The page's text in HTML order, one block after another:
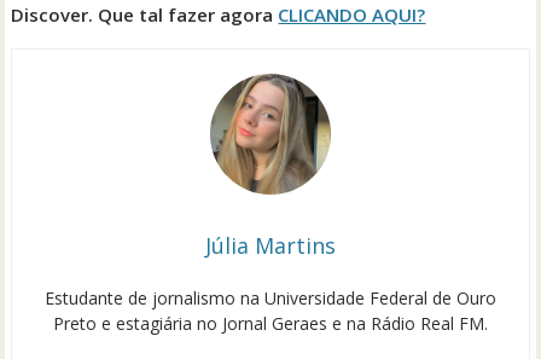
Discover. Que tal fazer agora CLICANDO AQUI?
Júlia Martins
Estudante de jornalismo na Universidade Federal de Ouro
Preto e estagiária no Jornal Geraes e na Rádio Real FM.